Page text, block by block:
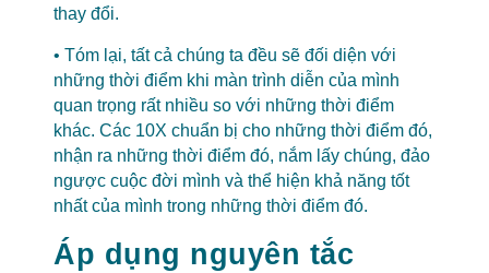
thay đổi.
• Tóm lại, tất cả chúng ta đều sẽ đối diện với
những thời điểm khi màn trình diễn của mình
quan trọng rất nhiều so với những thời điểm
khác. Các 10X chuẩn bị cho những thời điểm đó,
nhận ra những thời điểm đó, nắm lấy chúng, đảo
ngược cuộc đời mình và thể hiện khả năng tốt
nhất của mình trong những thời điểm đó.
Áp dụng nguyên tắc